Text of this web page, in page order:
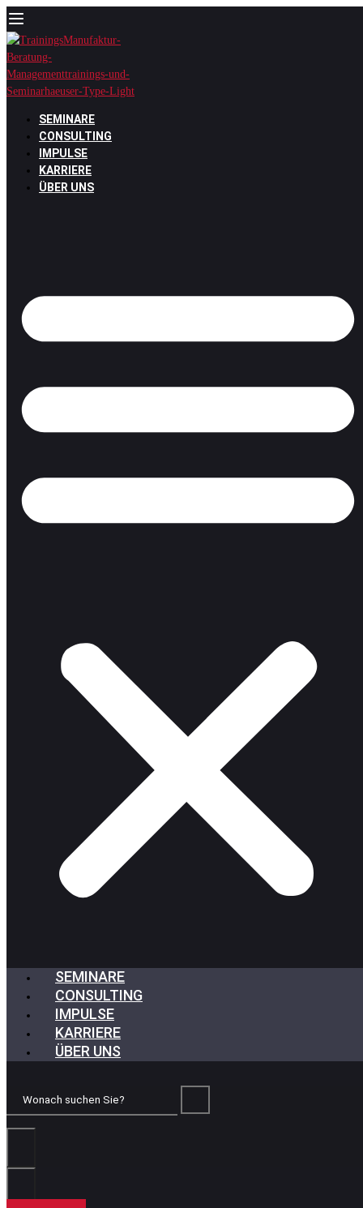
Zum
Inhalt
springen
SEMINARE
CONSULTING
IMPULSE
KARRIERE
ÜBER UNS
SEMINARE
CONSULTING
IMPULSE
KARRIERE
ÜBER UNS
Wonach
Sie?